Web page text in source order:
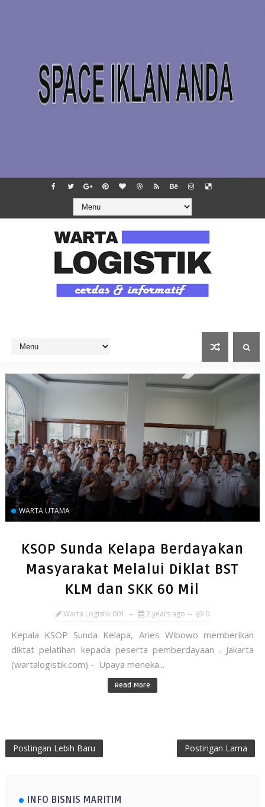
WARTA UTAMA
KSOP Sunda Kelapa Berdayakan
Masyarakat Melalui Diklat BST
KLM dan SKK 60 Mil
Warta Logistik 001 2 years ago 0
Kepala KSOP Sunda Kelapa, Aries Wibowo memberikan
diktat pelatihan kepada peserta pemberdayaan . Jakarta
(wartalogistik.com) - Upaya meneka...
Read More
Postingan Lebih Baru Postingan Lama
INFO BISNIS MARITIM